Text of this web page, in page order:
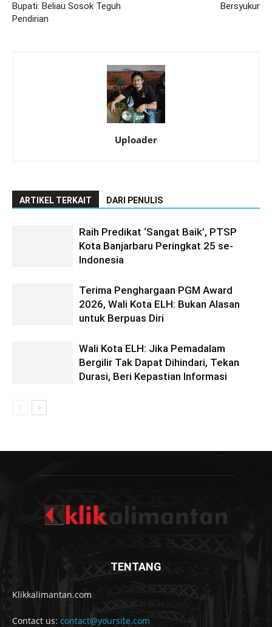
Bupati: Beliau Sosok Teguh
Pendirian
Bersyukur
Uploader
ARTIKEL TERKAIT DARI PENULIS
Raih Predikat ‘Sangat Baik’, PTSP
Kota Banjarbaru Peringkat 25 se-
Indonesia
Terima Penghargaan PGM Award
2026, Wali Kota ELH: Bukan Alasan
untuk Berpuas Diri
Wali Kota ELH: Jika Pemadalam
Bergilir Tak Dapat Dihindari, Tekan
Durasi, Beri Kepastian Informasi
TENTANG
Klikkalimantan.com
Contact us: contact@yoursite.com